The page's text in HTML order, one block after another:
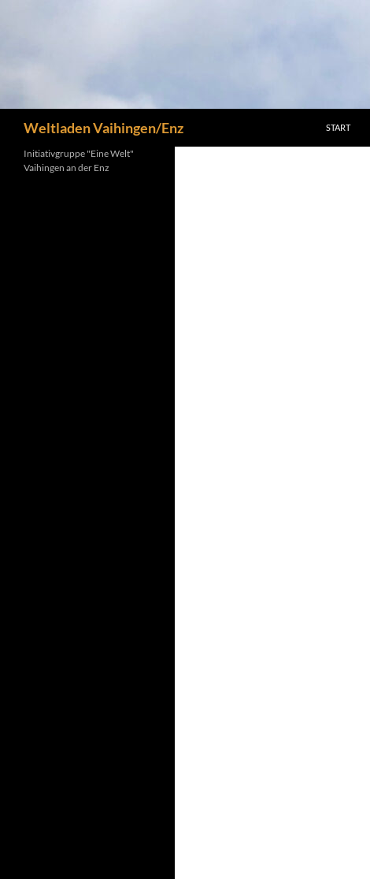
Weltladen Vaihingen/Enz START
Initiativgruppe "Eine Welt"
Vaihingen an der Enz